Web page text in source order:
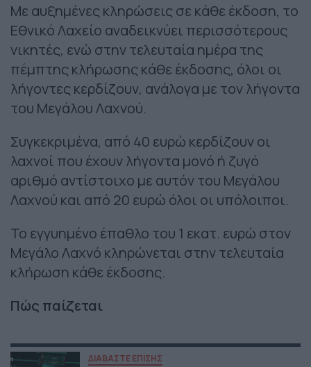
Με αυξημένες κληρώσεις σε κάθε έκδοση, το
Εθνικό Λαχείο αναδεικνύει περισσότερους
νικητές, ενώ στην τελευταία ημέρα της
πέμπτης κλήρωσης κάθε έκδοσης, όλοι οι
λήγοντες κερδίζουν, ανάλογα με τον λήγοντα
του Μεγάλου Λαχνού.
Συγκεκριμένα, από 40 ευρώ κερδίζουν οι
λαχνοί που έχουν λήγοντα μονό ή ζυγό
αριθμό αντίστοιχο με αυτόν του Μεγάλου
Λαχνού και από 20 ευρώ όλοι οι υπόλοιποι.
Το εγγυημένο έπαθλο του 1 εκατ. ευρώ στον
Μεγάλο Λαχνό κληρώνεται στην τελευταία
κλήρωση κάθε έκδοσης.
Πώς παίζεται
ΔΙΑΒΑΣΤΕ ΕΠΙΣΗΣ